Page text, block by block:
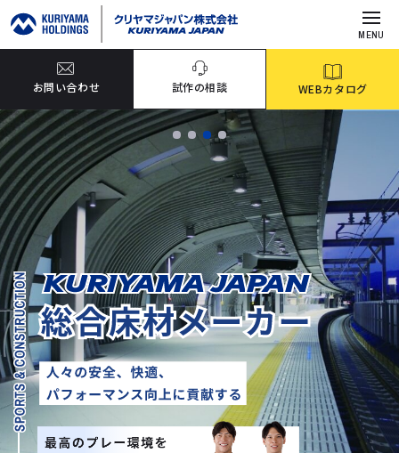
MENU
お問い合わせ 試作の相談 WEBカタログ